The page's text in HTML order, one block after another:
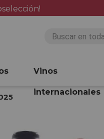
Vinos
internacionales